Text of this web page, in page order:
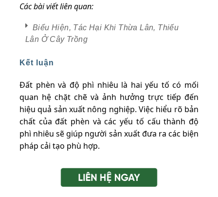
Các bài viết liên quan:
Biểu Hiện, Tác Hại Khi Thừa Lân, Thiếu
Lân Ở Cây Trồng
Kết luận
Đất phèn và độ phì nhiêu là hai yếu tố có mối
quan hệ chặt chẽ và ảnh hưởng trực tiếp đến
hiệu quả sản xuất nông nghiệp. Việc hiểu rõ bản
chất của đất phèn và các yếu tố cấu thành độ
phì nhiêu sẽ giúp người sản xuất đưa ra các biện
pháp cải tạo phù hợp.